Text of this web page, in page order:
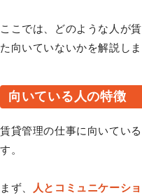
ここでは、どのような人が
た向いていないかを解説しま
向いている人の特徴
賃貸管理の仕事に向いている
す。
まず、 人とコミュニケーシ